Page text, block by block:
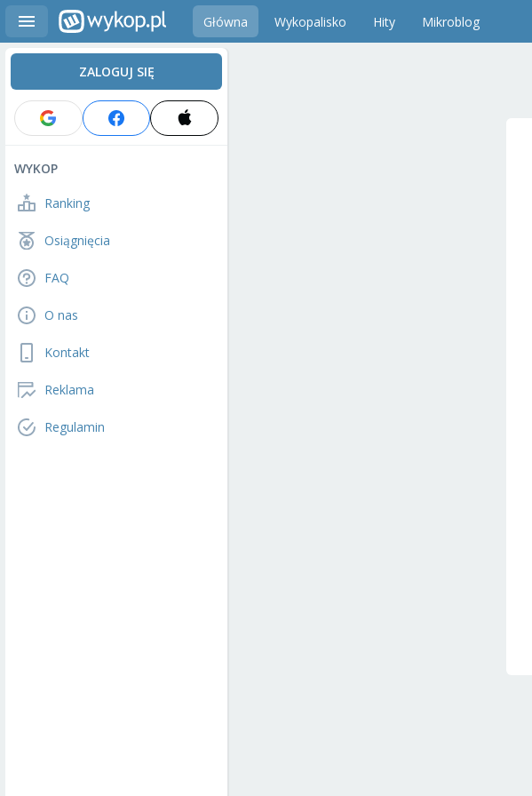
Główna Wykopalisko Hity Mikroblog
ZALOGUJ SIĘ
WYKOP
Ranking
Osiągnięcia
FAQ
O nas
Kontakt
Reklama
Regulamin